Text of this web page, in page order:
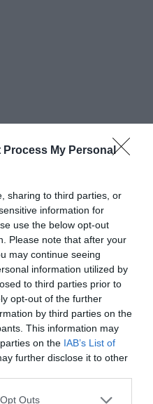
Process My Personal
sharing to third parties, or
information for
use the below opt-out
Please note that after your
may continue seeing
information utilized by
to third parties prior to
opt-out of the further
by third parties on the
This information may
on the IAB’s List of
further disclose it to other
Outs